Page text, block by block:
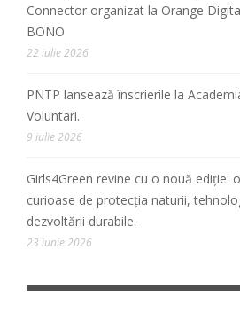
Connector organizat la Orange
BONO
22 iulie 2026
PNTP lansează înscrierile la
Voluntari.
9 iulie 2026
Girls4Green revine cu o nouă ediție:
curioase de protecția naturii,
dezvoltării durabile.
23 iunie 2026